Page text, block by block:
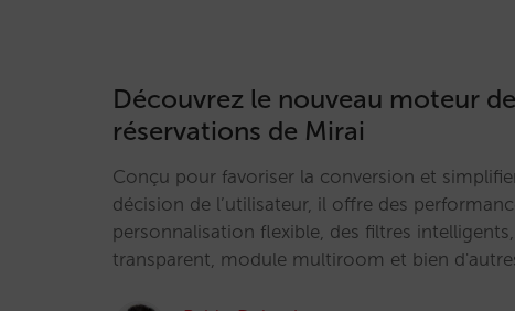
Découvrez le nouveau moteur de
réservations de Mirai
Conçu pour favoriser la conversion et
décision de l’utilisateur, il offre des
personnalisation flexible, des filtres
transparent, module multiroom et bien